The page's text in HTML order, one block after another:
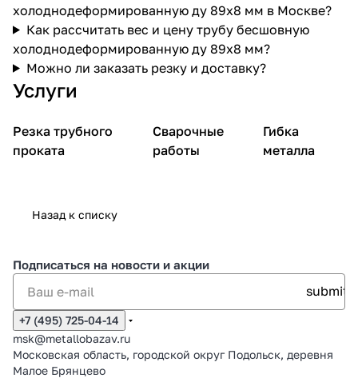
холоднодеформированную ду 89х8 мм в Москве?
Как рассчитать вес и цену трубу бесшовную
холоднодеформированную ду 89х8 мм?
Можно ли заказать резку и доставку?
Услуги
Резка трубного
проката
Сварочные
работы
Гибка
металла
Назад к списку
Подписаться на новости и акции
+7 (495) 725-04-14
msk@metallobazav.ru
Московская область, городской округ Подольск, деревня
Малое Брянцево